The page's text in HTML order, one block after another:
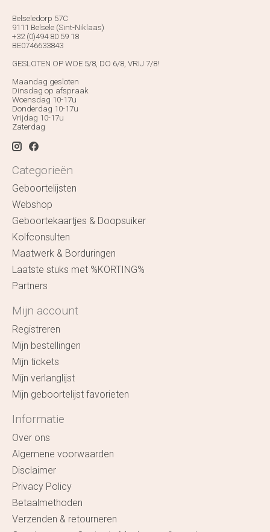
Belseledorp 57C
9111 Belsele (Sint-Niklaas)
+32 (0)494 80 59 18
BE0746633843
GESLOTEN OP WOE 5/8, DO 6/8, VRIJ 7/8!
Maandag gesloten
Dinsdag op afspraak
Woensdag 10-17u
Donderdag 10-17u
Vrijdag 10-17u
Zaterdag
Categorieën
Geboortelijsten
Webshop
Geboortekaartjes & Doopsuiker
Kolfconsulten
Maatwerk & Borduringen
Laatste stuks met %KORTING%
Partners
Mijn account
Registreren
Mijn bestellingen
Mijn tickets
Mijn verlanglijst
Mijn geboortelijst favorieten
Informatie
Over ons
Algemene voorwaarden
Disclaimer
Privacy Policy
Betaalmethoden
Verzenden & retourneren